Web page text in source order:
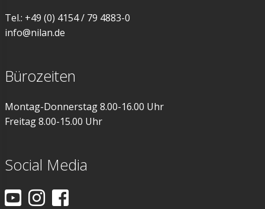
Tel.: +49 (0) 4154 / 79 4883-0
info@nilan.de
Bürozeiten
Montag-Donnerstag 8.00-16.00 Uhr
Freitag 8.00-15.00 Uhr
Social Media